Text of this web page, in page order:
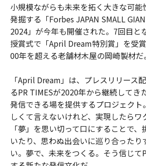
小規模ながらも未来を拓く大きな可能
発掘する「Forbes JAPAN SMALL
2024」が今年も開催された。7回目と
授賞式で「April Dream特別賞」を受
00年を超える老舗材木屋の岡崎製材だ。
「April Dream」は、プレスリリース
るPR TIMESが2020年から継続してき
発信できる場を提供するプロジェクト
しくて言えないけれど、実現したらワ
「夢」を思い切って口にすることで
いたり、思わぬ出会いに巡り合ったり
い。夢で、未来をつくる。そう信じて